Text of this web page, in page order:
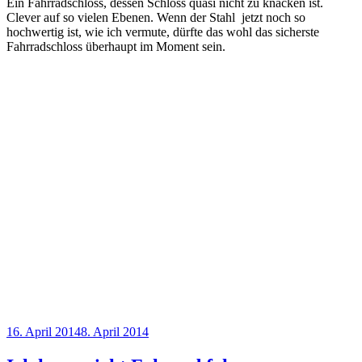
Ein Fahrradschloss, dessen Schloss quasi nicht zu knacken ist.
Clever auf so vielen Ebenen. Wenn der Stahl jetzt noch so
hochwertig ist, wie ich vermute, dürfte das wohl das sicherste
Fahrradschloss überhaupt im Moment sein.
Veröffentlicht
16. April 20148. April 2014